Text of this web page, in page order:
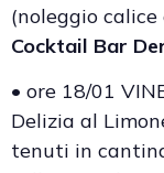
(noleggio
Cocktail Bar
• ore 18/01
Delizia al
tenuti in